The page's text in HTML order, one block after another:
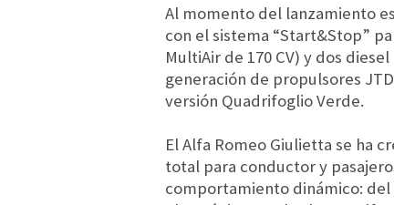
Al momento del lanzamiento
con el sistema “Start&Stop”
MultiAir de 170 CV) y dos
generación de propulsores
versión Quadrifoglio Verde.
El Alfa Romeo Giulietta se ha
total para conductor y
comportamiento dinámico: del